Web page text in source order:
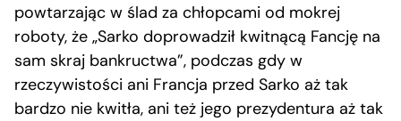
powtarzając w ślad za chłopcami od mokrej
roboty, że „Sarko doprowadził kwitnącą Fancję na
sam skraj bankructwa”, podczas gdy w
rzeczywistości ani Francja przed Sarko aż tak
bardzo nie kwitła, ani też jego prezydentura aż tak